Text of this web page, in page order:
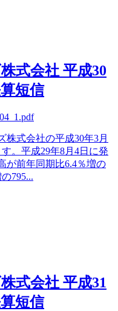
式会社 平成30
短信
株式会社の平成30年3月
。平成29年8月4日に発
が前年同期比6.4％増の
795...
式会社 平成31
短信